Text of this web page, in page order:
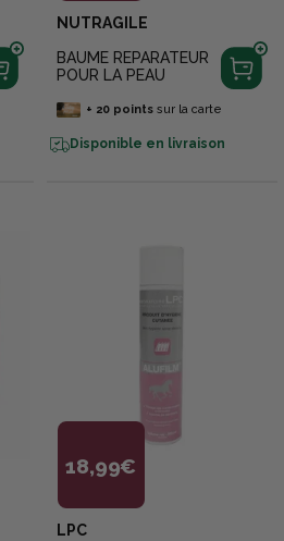
NUTRAGILE
BAUME REPARATEUR
POUR LA PEAU
+ 20pointssur la carte
Disponible en livraison
18,99€
LPC